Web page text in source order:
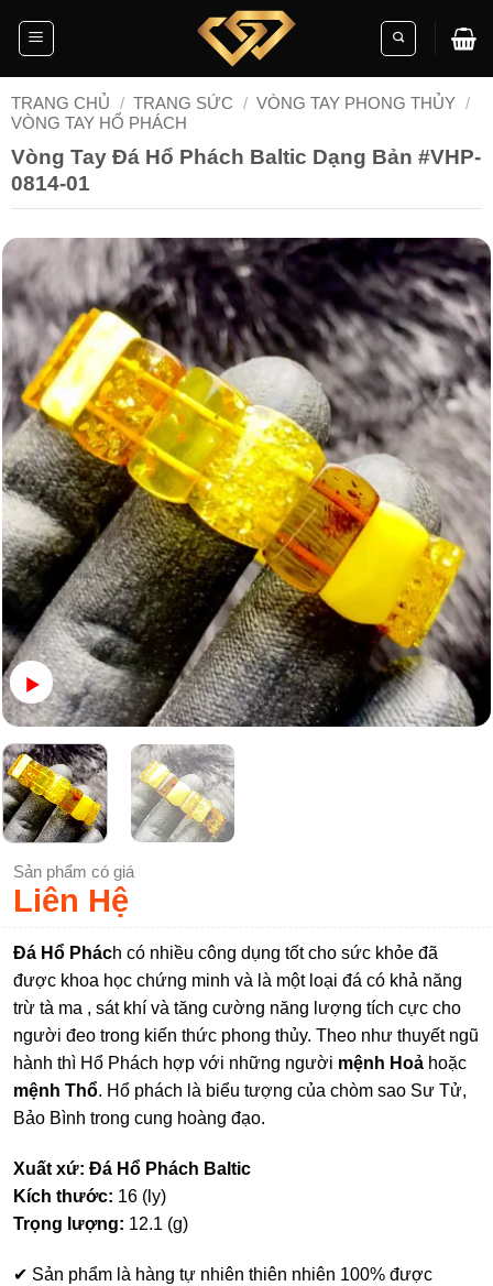
TRANG CHỦ / TRANG SỨC / VÒNG TAY PHONG THỦY /
VÒNG TAY HỔ PHÁCH
Vòng Tay Đá Hổ Phách Baltic Dạng Bản #VHP-
0814-01
Sản phẩm có giá
Liên Hệ
Đá Hổ Phách có nhiều công dụng tốt cho sức khỏe đã
được khoa học chứng minh và là một loại đá có khả năng
trừ tà ma , sát khí và tăng cường năng lượng tích cực cho
người đeo trong kiến thức phong thủy. Theo như thuyết ngũ
hành thì Hổ Phách hợp với những người mệnh Hoả hoặc
mệnh Thổ. Hổ phách là biểu tượng của chòm sao Sư Tử,
Bảo Bình trong cung hoàng đạo.
Xuất xứ: Đá Hổ Phách Baltic
Kích thước: 16 (ly)
Trọng lượng: 12.1 (g)
✔ Sản phẩm là hàng tự nhiên thiên nhiên 100% được